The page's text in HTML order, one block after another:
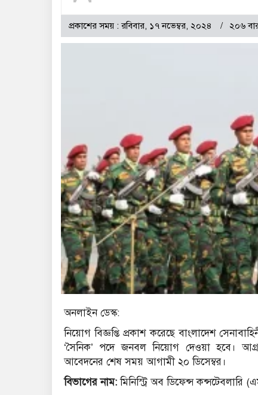
প্রকাশের সময় : রবিবার, ১৭ নভেম্বর, ২০২৪ ২০৬
অনলাইন ডেস্ক:
নিয়োগ বিজ্ঞপ্তি প্রকাশ করেছে বাংলাদেশ
‘সৈনিক’ পদে জনবল নিয়োগ দেওয়া হবে।
আবেদনের শেষ সময় আগামী ২০ ডিসেম্বর।
বিভাগের নাম:মিনিস্ট্রি অব ডিফেন্স কন্সটেবলারি